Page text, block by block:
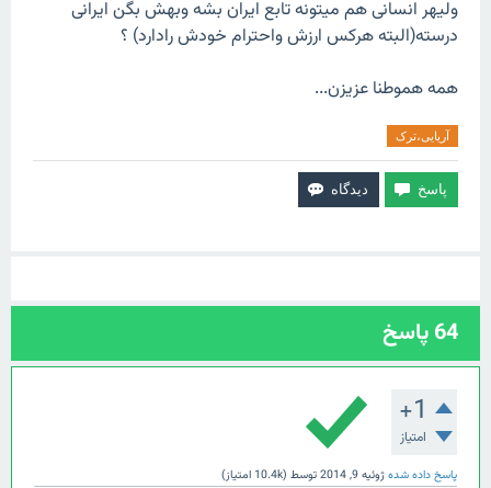
ولیهر انسانی هم میتونه تابع ایران بشه وبهش بگن ایرانی
درسته(البته هرکس ارزش واحترام خودش رادارد) ؟
همه هموطنا عزیزن...
آریایی،ترک
64پاسخ
+1
امتیاز
پاسخ داده شدهژوئیه 9, 2014 توسط (
10.4k امتیاز)